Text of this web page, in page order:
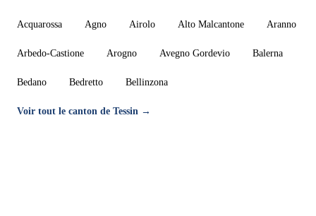
Acquarossa Agno Airolo Alto Malcantone Aranno
Arbedo-Castione Arogno Avegno Gordevio Balerna
Bedano Bedretto Bellinzona
Voir tout le canton de Tessin →